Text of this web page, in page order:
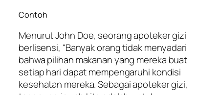
Contoh
Menurut John Doe, seorang apoteker gizi
berlisensi, “Banyak orang tidak menyadari
bahwa pilihan makanan yang mereka buat
setiap hari dapat mempengaruhi kondisi
kesehatan mereka. Sebagai apoteker gizi,